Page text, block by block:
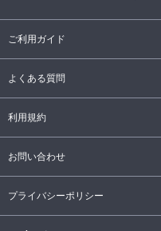
ご利用ガイド
よくある質問
利用規約
お問い合わせ
プライバシーポリシー